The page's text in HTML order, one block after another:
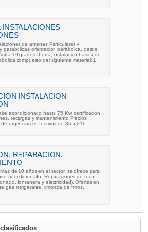
INSTALACIONES
de antenas Particulares y
parabolicas orientacion parabolica, desde
19 grados Oferta, instalacion basica de
compuesto del siguiente material: 1
INSTALACION
acondicionado hasta 75 Kw, certificacion
recargas y mantenimiento Precios
de urgencias en festivos de 8h a 21h.
REPARACION,
de 10 años en el sector, se ofrece para
acondicionado. Reparaciones de todo
fontaneria y electricidad). Ofertas en
gas refrigerante, limpieza de filtros,